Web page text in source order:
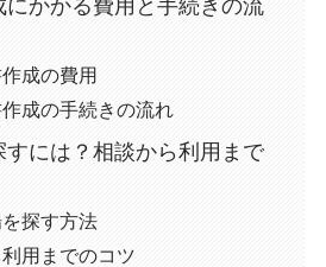
にかかる費用と手続きの流
成の費用
成の手続きの流れ
すには？相談から利用まで
探す方法
用までのコツ